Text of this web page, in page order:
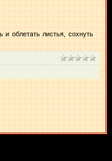
облетать листья, сохнуть